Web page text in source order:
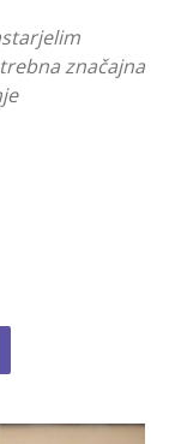
značajna